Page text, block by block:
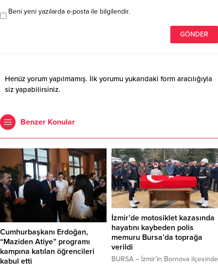
Beni yeni yazılarda e-posta ile bilgilendir.
Henüz yorum yapılmamış. İlk yorumu yukarıdaki form aracılığıyla
siz yapabilirsiniz.
Benzer Konular
Cumhurbaşkanı Erdoğan,
“Maziden Atiye” programı
kampına katılan öğrencileri
kabul etti
İzmir’de motosiklet kazasında
hayatını kaybeden polis
memuru Bursa’da toprağa
verildi
BURSA – İzmir’in Bornova ilçesinde